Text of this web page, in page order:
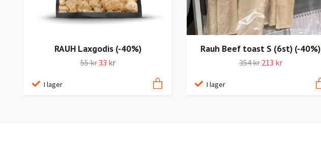
RAUH Laxgodis (-40%)
55 kr33 kr
I lager
Rauh Beef toast S (6st) (-40%)
354 kr 213 kr
I lager